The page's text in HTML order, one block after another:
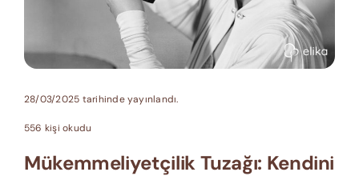
28/03/2025 tarihinde yayınlandı.
556 kişi okudu
Mükemmeliyetçilik Tuzağı: Kendini